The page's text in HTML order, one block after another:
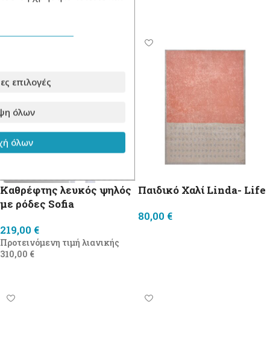
Καθρέφτης λευκός ψηλός
με ρόδες Sofia
219,00 €
Προτεινόμενη τιμή λιανικής
310,00 €
Παιδικό Χαλί Linda- Life
80,00 €
επιλογές
όλων
όλων